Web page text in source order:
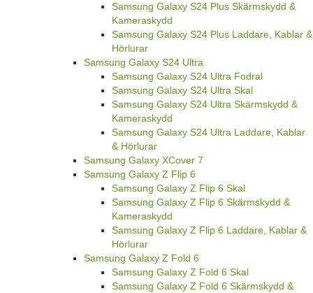
Samsung Galaxy S24 Plus Skärmskydd &
Kameraskydd
Samsung Galaxy S24 Plus Laddare, Kablar &
Hörlurar
Samsung Galaxy S24 Ultra
Samsung Galaxy S24 Ultra Fodral
Samsung Galaxy S24 Ultra Skal
Samsung Galaxy S24 Ultra Skärmskydd &
Kameraskydd
Samsung Galaxy S24 Ultra Laddare, Kablar
& Hörlurar
Samsung Galaxy XCover 7
Samsung Galaxy Z Flip 6
Samsung Galaxy Z Flip 6 Skal
Samsung Galaxy Z Flip 6 Skärmskydd &
Kameraskydd
Samsung Galaxy Z Flip 6 Laddare, Kablar &
Hörlurar
Samsung Galaxy Z Fold 6
Samsung Galaxy Z Fold 6 Skal
Samsung Galaxy Z Fold 6 Skärmskydd &